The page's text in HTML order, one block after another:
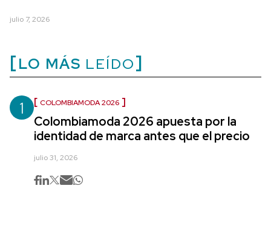
julio 7, 2026
LO MÁS LEÍDO
1 COLOMBIAMODA 2026
Colombiamoda 2026 apuesta por la
identidad de marca antes que el precio
julio 31, 2026